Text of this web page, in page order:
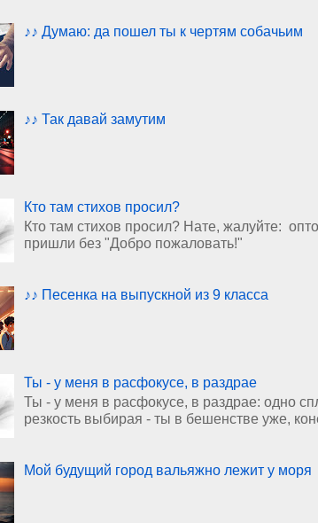
♪♪ Думаю: да пошел ты к чертям собачьим
♪♪ Так давай замутим
Кто там стихов просил?
Кто там стихов просил? Нате, жалуйте:
пришли без "Добро пожаловать!"
♪♪ Песенка на выпускной из 9 класса
Ты - у меня в расфокусе, в раздрае
Ты - у меня в расфокусе, в раздрае: одно
резкость выбирая - ты в бешенстве уже,
Мой будущий город вальяжно лежит у моря